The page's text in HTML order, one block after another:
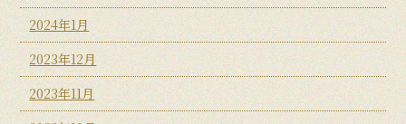
2024年1月
2023年12月
2023年11月